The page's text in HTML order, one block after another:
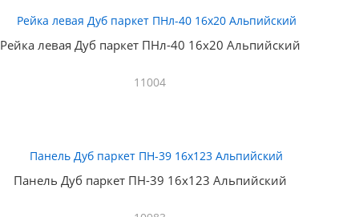
Рейка левая Дуб паркет ПНл-40 16х20 Альпийский
11004
Панель Дуб паркет ПН-39 16х123 Альпийский